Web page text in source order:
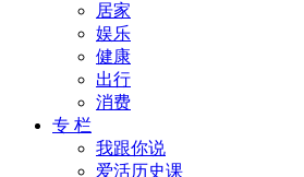
居家
娱乐
健康
出行
消费
专 栏
我跟你说
爱活历史课